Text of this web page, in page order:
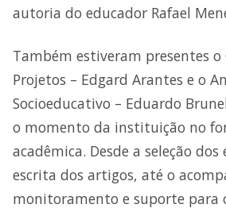
autoria do educador Rafael
Também estiveram presentes o
Projetos – Edgard Arantes e o
Socioeducativo – Eduardo
o momento da instituição no
acadêmica. Desde a seleção
escrita dos artigos, até o
monitoramento e suporte para